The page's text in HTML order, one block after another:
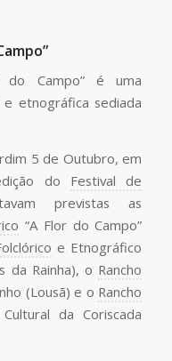
do Campo” é uma
etnográfica sediada
5 de Outubro, em
do Festival de
previstas as
“A Flor do Campo”
e Etnográfico
da Rainha), o Rancho
(Lousã) e o Rancho
da Coriscada